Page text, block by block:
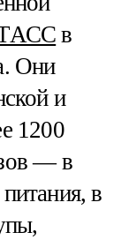
в
Они
и
1200
— в
в